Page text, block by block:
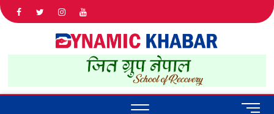
IN NEPAL
M